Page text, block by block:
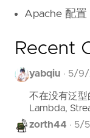
Apache 配置
Recent
yabqiu · 5/9/
不在没有泛
Lambda,
zorth44 · 5/